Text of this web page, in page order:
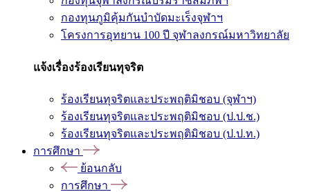
กองทุนภูมิคุ้มกันบำบัดมะเร็งจุฬาฯ
โครงการอุทยาน 100 ปี จุฬาลงกรณ์มหาวิทยาลัย
แจ้งเรื่องร้องเรียนทุจริต
ร้องเรียนทุจริตและประพฤติมิชอบ (จุฬาฯ)
ร้องเรียนทุจริตและประพฤติมิชอบ (ป.ป.ช.)
ร้องเรียนทุจริตและประพฤติมิชอบ (ป.ป.ท.)
การศึกษา
ย้อนกลับ
การศึกษา